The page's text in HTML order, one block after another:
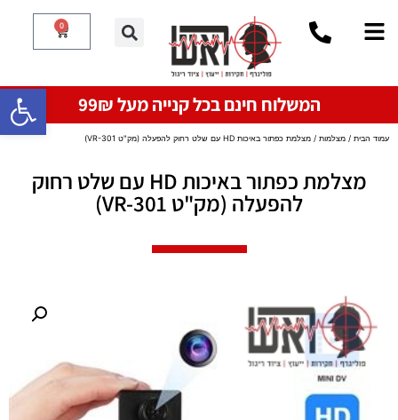
פתח
0
המשלוח חינם בכל קנייה מעל 99₪
עמוד הבית / מצלמות / ​מצלמת כפתור באיכות HD עם שלט רחוק להפעלה (מק"ט VR-301)
​מצלמת כפתור באיכות HD עם שלט רחוק
להפעלה (מק"ט VR-301)